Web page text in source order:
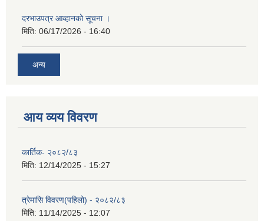
दरभाउपत्र आव्हानको सूचना ।
मिति: 06/17/2026 - 16:40
अन्य
आय व्यय विवरण
कार्तिक- २०८२/८३
मिति: 12/14/2025 - 15:27
त्रेमासि विवरण(पहिलो) - २०८२/८३
मिति: 11/14/2025 - 12:07